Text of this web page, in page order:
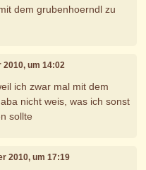
dem grubenhoerndl zu
2010, um 14:02
ich zwar mal mit dem
nicht weis, was ich sonst
sollte
2010, um 17:19